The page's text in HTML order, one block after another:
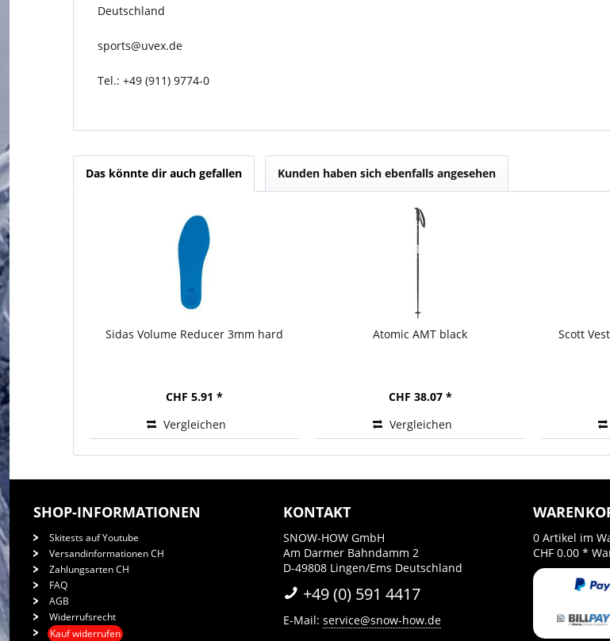
Deutschland
sports@uvex.de
Tel.: +49 (911) 9774-0
Das könnte dir auch gefallen Kunden haben sich ebenfalls angesehen
Sidas Volume Reducer 3mm hard
CHF 5.91 *
Vergleichen
Atomic AMT black
CHF 38.07 *
Vergleichen
Scott
SHOP-INFORMATIONEN
Skitests auf Youtube
Versandinformationen CH
Zahlungsarten CH
FAQ
AGB
Widerrufsrecht
Kauf widerrufen
KONTAKT
SNOW-HOW GmbH
Am Darmer Bahndamm 2
D-49808 Lingen/Ems Deutschland
+49 (0) 591 4417
E-Mail: service@snow-how.de
0 Artikel im
CHF 0.00 *